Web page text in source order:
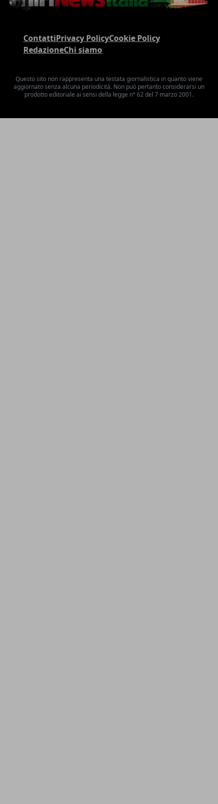
ContattiPrivacy PolicyCookie Policy
RedazioneChi siamo
Questo sito non rappresenta una testata giornalistica in quanto viene
aggiornato senza alcuna periodicità. Non può pertanto considerarsi un
prodotto editoriale ai sensi della legge n° 62 del 7 marzo 2001.